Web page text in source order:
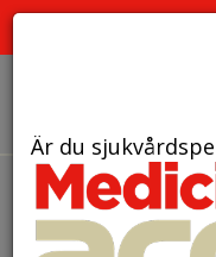
den 23 maj 2018
Är du